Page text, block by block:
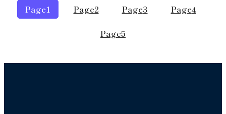
Page1 Page2 Page3 Page4
Page5